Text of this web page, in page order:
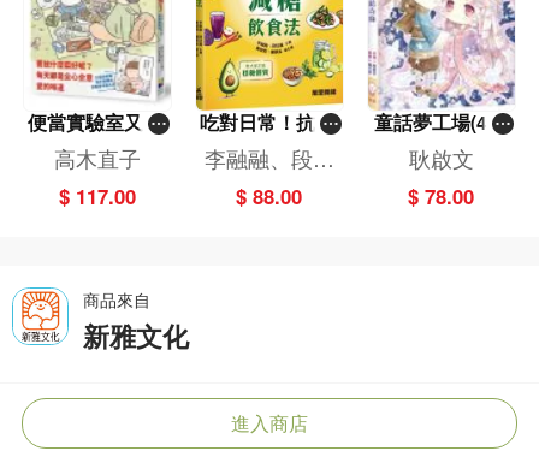
便當實驗室又開
張了——日日和
特別日的菜單挑
戰記
高木直子
$ 117.00
吃對日常！抗炎
減糖飲食法
李融融、段佳
麗,黃梨煜、顧
凱辰
$ 88.00
童話夢工場(40)
——織女下凡結
奇緣
耿啟文
$ 78.00
商品來自
新雅文化
進入商店